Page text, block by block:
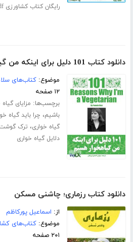
رایگان کتاب کشاورزی pdf
دانلود کتاب 101 دلیل برای اینکه من گیاه خوار هستم
موضوع:کتاب‌های
۱۲ صفحه
برچسب‌ها: مزایای
باشیم، چرا باید گیاه
گیاه خواری، ترک
دلایل گیاه خواری
دانلود کتاب رزماری؛ چاشنی مسکن
از: اسماعیل پورکاظم
موضوع:کتاب‌های
۲۰۱ صفحه